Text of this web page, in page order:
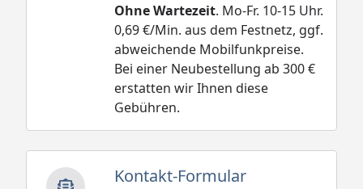
Ohne Wartezeit. Mo-Fr. 10-15 Uhr.
0,69 €/Min. aus dem Festnetz, ggf.
abweichende Mobilfunkpreise.
Bei einer Neubestellung ab 300 €
erstatten wir Ihnen diese
Gebühren.
Kontakt-Formular